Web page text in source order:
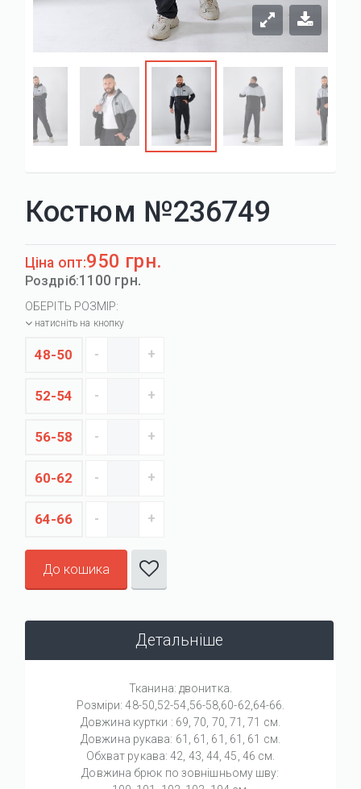
Костюм №236749
Ціна опт:950 грн.
Роздріб:1100 грн.
ОБЕРІТЬ РОЗМІР:
натисніть на кнопку
48-50
52-54
56-58
60-62
64-66
До кошика
Детальніше
Тканина: двонитка.
Розміри: 48-50,52-54,56-58,60-62,64-66.
Довжина куртки : 69, 70, 70, 71, 71 см.
Довжина рукава: 61, 61, 61, 61, 61 см.
Обхват рукава: 42, 43, 44, 45, 46 см.
Довжина брюк по зовнішньому шву: